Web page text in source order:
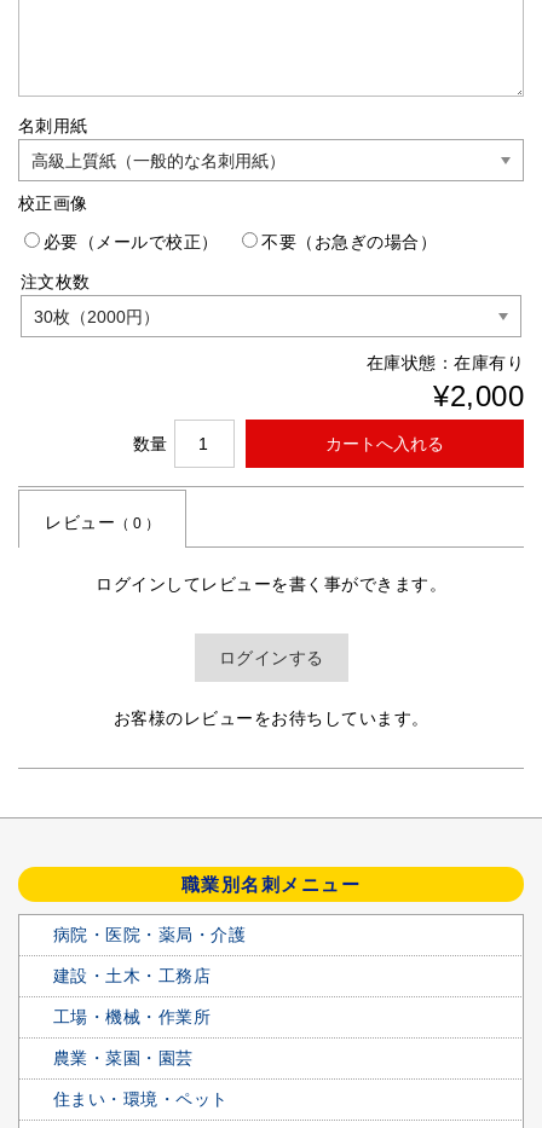
名刺用紙
校正画像
必要（メールで校正）
不要（お急ぎの場合）
注文枚数
在庫状態：在庫有り
¥2,000
数量
レビュー （ 0 ）
ログインしてレビューを書く事ができます。
ログインする
お客様のレビューをお待ちしています。
職業別名刺メニュー
病院・医院・薬局・介護
建設・土木・工務店
工場・機械・作業所
農業・菜園・園芸
住まい・環境・ペット